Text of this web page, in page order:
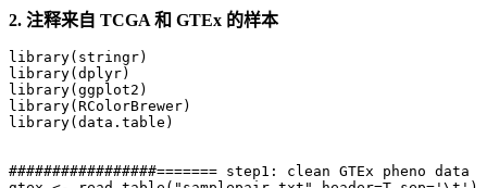
2. 注释来自 TCGA 和 GTEx 的样本
library(stringr)
library(dplyr)
library(ggplot2)
library(RColorBrewer)
library(data.table)
#################======= step1: clean GTEx pheno data